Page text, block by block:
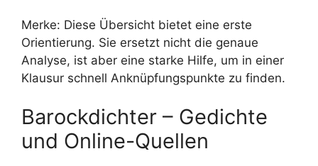
Merke: Diese Übersicht bietet eine erste
Orientierung. Sie ersetzt nicht die genaue
Analyse, ist aber eine starke Hilfe, um in einer
Klausur schnell Anknüpfungspunkte zu finden.
Barockdichter – Gedichte
und Online-Quellen